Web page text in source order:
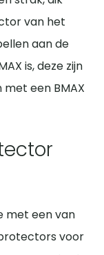
van het
aan de
is, deze zijn
een BMAX
met een van
voor